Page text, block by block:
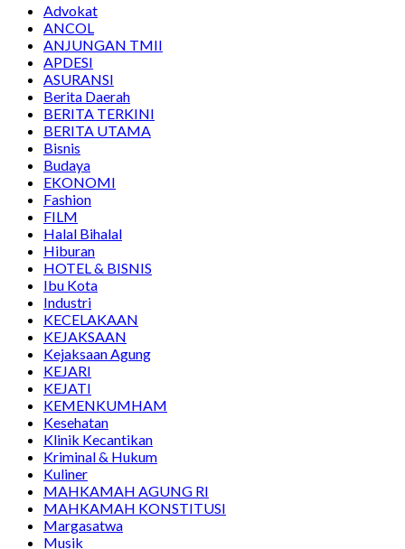
Advokat
ANCOL
ANJUNGAN TMII
APDESI
ASURANSI
Berita Daerah
BERITA TERKINI
BERITA UTAMA
Bisnis
Budaya
EKONOMI
Fashion
FILM
Halal Bihalal
Hiburan
HOTEL & BISNIS
Ibu Kota
Industri
KECELAKAAN
KEJAKSAAN
Kejaksaan Agung
KEJARI
KEJATI
KEMENKUMHAM
Kesehatan
Klinik Kecantikan
Kriminal & Hukum
Kuliner
MAHKAMAH AGUNG RI
MAHKAMAH KONSTITUSI
Margasatwa
Musik